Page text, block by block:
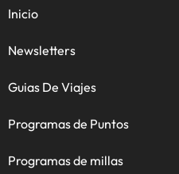
Inicio
Newsletters
Guias De Viajes
Programas de Puntos
Programas de millas